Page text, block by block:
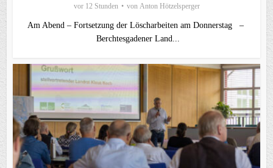
vor 12 Stunden von Anton Hötzelsperger
Am Abend – Fortsetzung der Löscharbeiten am Donnerstag –
Berchtesgadener Land...